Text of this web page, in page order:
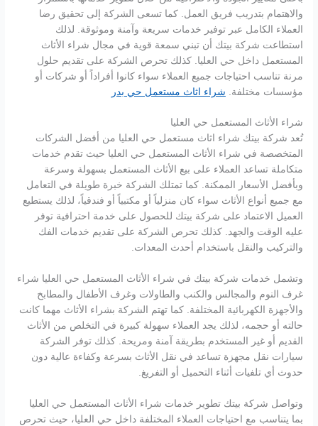
والاهتمام بتدريب فريق العمل. كما تسعى الشركة إلى تحقيق رضا
العملاء الكامل عبر توفير خدمات سريعة وآمنة وموثوقة. لذلك
استطاعت شركة بيتك أن تبني سمعة قوية في مجال شراء الأثاث
المستعمل داخل حي العليا. كذلك تحرص الشركة على تقديم حلول
مرنة تناسب احتياجات جميع العملاء سواء كانوا أفراداً أو شركات أو
مؤسسات مختلفة. شراء اثاث مستعمل حي بدر
شراء الأثاث المستعمل حي العليا
تُعد شركة بيتك شراء اثاث مستعمل حي العليا من أفضل الشركات
المتخصصة في شراء الأثاث المستعمل حي العليا حيث تقدم خدمات
متكاملة تساعد العملاء على بيع الأثاث المستعمل بسهولة وسرعة
وبأفضل الأسعار الممكنة. كما تمتلك الشركة خبرة طويلة في التعامل
مع جميع أنواع الأثاث سواء كان منزلياً أو مكتبياً أو فندقياً، لذلك يستطيع
العميل الاعتماد على شركة بيتك للحصول على خدمة احترافية توفر
عليه الوقت والجهد. كذلك تحرص الشركة على تقديم خدمات الفك
والتركيب والنقل باستخدام أحدث المعدات.
وتشمل خدمات شركة بيتك في شراء الأثاث المستعمل حي العليا شراء
غرف النوم والمجالس والكنب والطاولات وغرف الأطفال والمطابخ
والأجهزة الكهربائية المختلفة. كما تهتم الشركة بشراء الأثاث مهما كانت
حالته أو حجمه، لذلك يجد العملاء سهولة كبيرة في التخلص من الأثاث
القديم أو غير المستخدم بطريقة آمنة ومريحة. كذلك توفر الشركة
سيارات نقل مجهزة تساعد في نقل الأثاث بسرعة وكفاءة عالية دون
حدوث أي تلفيات أثناء التحميل أو التفريغ.
وتواصل شركة بيتك تطوير خدمات شراء الأثاث المستعمل حي العليا
بما يتناسب مع احتياجات العملاء المختلفة داخل حي العليا، حيث تحرص